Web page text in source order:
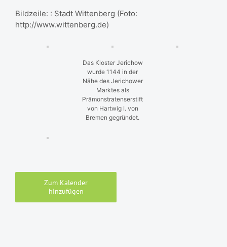
Bildzeile: : Stadt Wittenberg (Foto:
http://www.wittenberg.de)
Das Kloster Jerichow
wurde 1144 in der
Nähe des Jerichower
Marktes als
Prämonstratenserstift
von Hartwig I. von
Bremen gegründet.
Zum Kalender
hinzufügen